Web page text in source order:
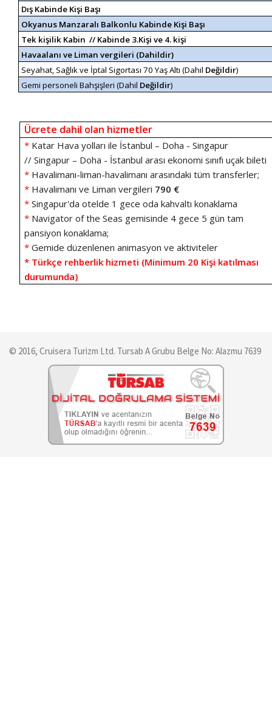
Dış Kabinde Kişi Başı
Okyanus Manzaralı Balkonlu Kabinde Kişi Başı
Tek kişilik Kabin // Kabinde 3.Kişi ve 4. kişi
Havaalanı ve Liman vergileri (Dahildir)
Seyahat, Sağlık ve İptal Sigortası 70 Yaş Altı (Dahil Değildir)
Gemi personeli Bahşişleri(Dahil Değildir)
Ücrete dahil olan hizmetler
* Katar Hava yolları ile İstanbul – Doha - Singapur
// Singapur – Doha - İstanbul arası ekonomi sınıfı uçak bileti
* Havalimanı-liman-havalimanı arasındaki tüm transferler;
* Havalimanı ve Liman vergileri 790 €
*Singapur'da otelde 1 gece oda kahvaltı konaklama
* Navigator of the Seas gemisinde 4 gece 5 gün tam
pansiyon konaklama;
*Gemide düzenlenen animasyon ve aktiviteler
* Türkçe rehberlik hizmeti (Minimum 20 Kişi katılması
durumunda)
© 2016, Cruisera Turizm Ltd. Tursab A Grubu Belge No: Alazmu 7639